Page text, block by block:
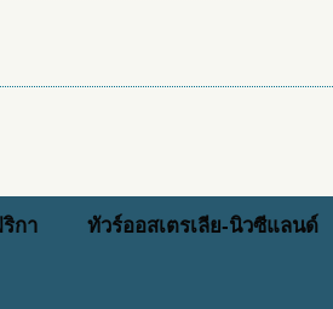
กา ทัวร์ออสเตรเลีย-นิวซีแลนด์